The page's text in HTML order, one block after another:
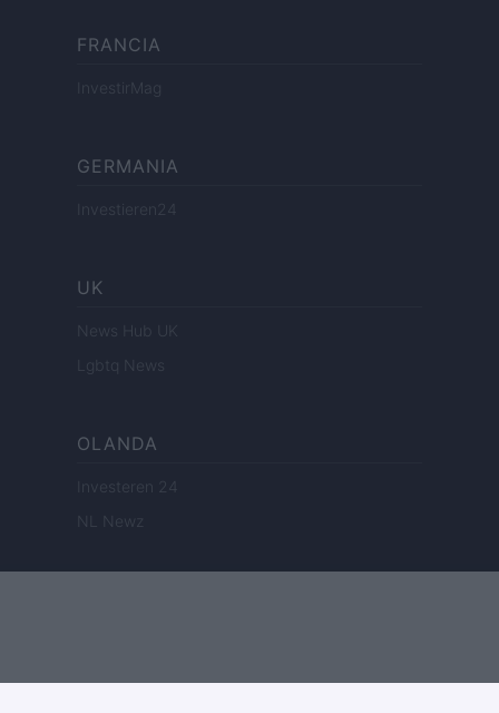
FRANCIA
InvestirMag
GERMANIA
Investieren24
UK
News Hub UK
Lgbtq News
OLANDA
Investeren 24
NL Newz